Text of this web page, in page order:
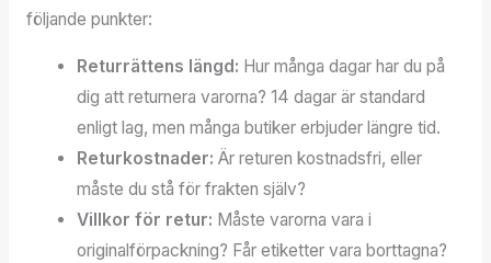
följande punkter:
Returrättens längd: Hur många dagar har du på
dig att returnera varorna? 14 dagar är standard
enligt lag, men många butiker erbjuder längre tid.
Returkostnader: Är returen kostnadsfri, eller
måste du stå för frakten själv?
Villkor för retur: Måste varorna vara i
originalförpackning? Får etiketter vara borttagna?